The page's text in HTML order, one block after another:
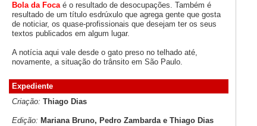
Bola da Focaé o resultado de desocupações. Também é
resultado de um título esdrúxulo que agrega gente que gosta
de noticiar, os quase-profissionais que desejam ter os seus
textos publicados em algum lugar.
A notícia aqui vale desde o gato preso no telhado até,
novamente, a situação do trânsito em São Paulo.
Expediente
Criação: Thiago Dias
Edição: Mariana Bruno, Pedro Zambarda e Thiago Dias